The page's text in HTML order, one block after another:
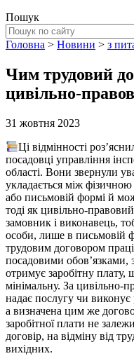
Пошук
Головна > Новини > з
Чим трудовий
цивільно-
31 жовтня 2023
Ці відмінності
посадовці управління
області. Вони звернули
укладається між
або письмовій формі й
тоді як цивільно-
замовник і виконавець,
особи, лише в письмовій
трудовим договором
посадовими обов’язками,
отримує заробітну
мінімальну. За цивільно-
надає послугу чи
а визначена цим же
заробітної плати не
договір, на відміну від
вихідних.